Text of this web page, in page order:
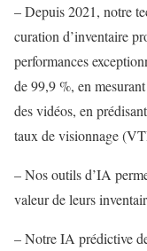
– Depuis 2021, notre
curation d’inventaire
performances
de 99,9 %, en
des vidéos, en
taux de visionnage
– Nos outils d’IA
valeur de leurs
– Notre IA prédictive